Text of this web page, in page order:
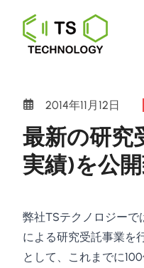
2014年11月12日
最新の研究
実績)を公
弊社TSテクノロジーで
による研究受託事業を
として、これまでに